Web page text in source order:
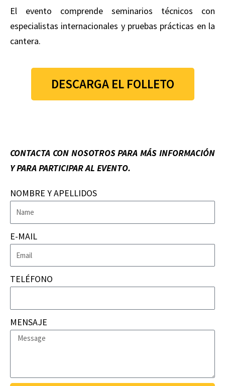
El evento comprende seminarios técnicos con
especialistas internacionales y pruebas prácticas en la
cantera.
DESCARGA EL FOLLETO
CONTACTA CON NOSOTROS PARA MÁS INFORMACIÓN
Y PARA PARTICIPAR AL EVENTO.
NOMBRE Y APELLIDOS
E-MAIL
TELÉFONO
MENSAJE